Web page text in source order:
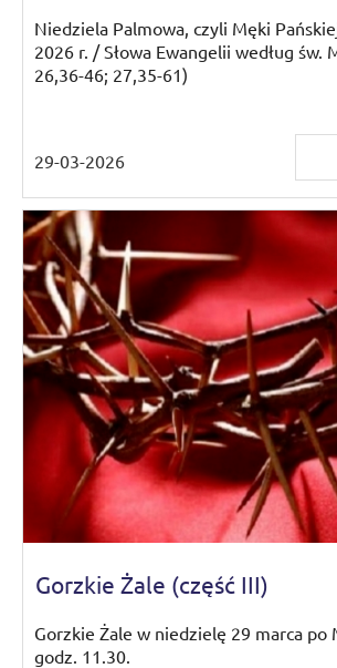
Niedziela Palmowa, czyli Męki
2026 r. / Słowa Ewangelii według św.
26,36-46; 27,35-61)
29-03-2026
Gorzkie Żale (część III)
Gorzkie Żale w niedzielę 29 marca po
godz. 11.30.